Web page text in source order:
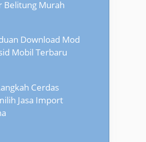
Belitung Murah
Download Mod
Mobil Terbaru
Cerdas
Jasa Import